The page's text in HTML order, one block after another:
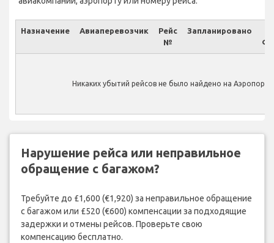
Назначение Авиаперевозчик
Рейс
№
Запланировано
Никаких убытий рейсов не было найдено на Аэропорт
Нарушение рейса или неправильное
обращение с багажом?
Требуйте до £1,600 (€1,920) за неправильное обращение
с багажом или £520 (€600) компенсации за подходящие
задержки и отмены рейсов. Проверьте свою
компенсацию бесплатно.